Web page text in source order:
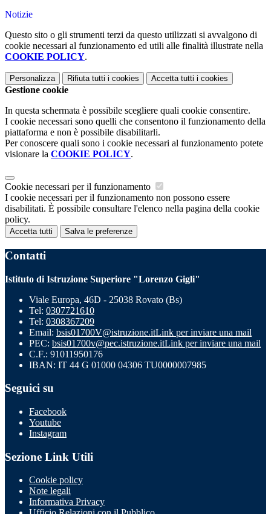
Notizie
Questo sito o gli strumenti terzi da questo utilizzati si avvalgono di
cookie necessari al funzionamento ed utili alle finalità illustrate nella
COOKIE POLICY.
Personalizza Rifiuta tutti i cookies Accetta tutti i cookies
Gestione cookie
In questa schermata è possibile scegliere quali cookie consentire.
I cookie necessari sono quelli che consentono il funzionamento della
piattaforma e non è possibile disabilitarli.
Per conoscere quali sono i cookie necessari al funzionamento potete
visionare la COOKIE POLICY.
Cookie necessari per il funzionamento
I cookie necessari per il funzionamento non possono essere
disabilitati. È possibile consultare l'elenco nella pagina della cookie
policy.
Accetta tutti Salva le preferenze
Contatti
Istituto di Istruzione Superiore "Lorenzo Gigli"
Viale Europa, 46D - 25038 Rovato (Bs)
Tel: 0307721610
Tel: 0308367209
Email: bsis01700V@istruzione.itLink per inviare una mail
PEC: bsis01700v@pec.istruzione.itLink per inviare una mail
C.F.: 91011950176
IBAN: IT 44 G 01000 04306 TU0000007985
Seguici su
Facebook
Youtube
Instagram
Sezione Link Utili
Cookie policy
Note legali
Informativa Privacy